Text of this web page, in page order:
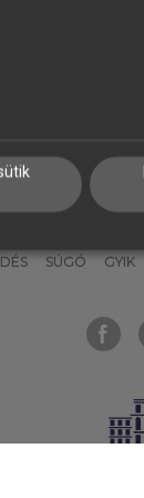
SÚGÓ GYIK